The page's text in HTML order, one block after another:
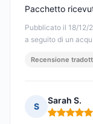
Pubblicato il 18/12/
a seguito di un
Pacchetto
Recensione
S
Sarah S.
Nota: 5 su 5